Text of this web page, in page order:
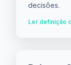
decisões.
Ler definição